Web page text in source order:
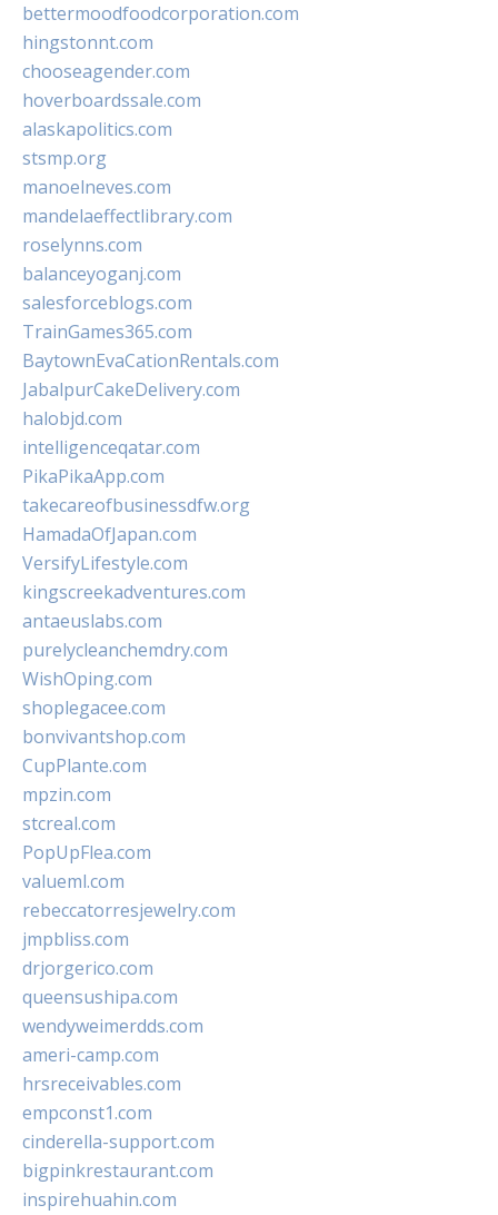
bettermoodfoodcorporation.com
hingstonnt.com
chooseagender.com
hoverboardssale.com
alaskapolitics.com
stsmp.org
manoelneves.com
mandelaeffectlibrary.com
roselynns.com
balanceyoganj.com
salesforceblogs.com
TrainGames365.com
BaytownEvaCationRentals.com
JabalpurCakeDelivery.com
halobjd.com
intelligenceqatar.com
PikaPikaApp.com
takecareofbusinessdfw.org
HamadaOfJapan.com
VersifyLifestyle.com
kingscreekadventures.com
antaeuslabs.com
purelycleanchemdry.com
WishOping.com
shoplegacee.com
bonvivantshop.com
CupPlante.com
mpzin.com
stcreal.com
PopUpFlea.com
valueml.com
rebeccatorresjewelry.com
jmpbliss.com
drjorgerico.com
queensushipa.com
wendyweimerdds.com
ameri-camp.com
hrsreceivables.com
empconst1.com
cinderella-support.com
bigpinkrestaurant.com
inspirehuahin.com